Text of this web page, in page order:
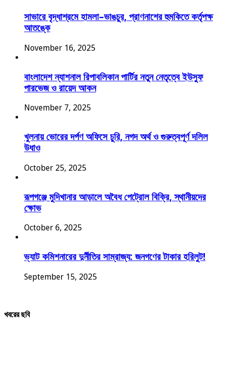
সাভারে বৃদ্ধাশ্রমে হামলা–ভাঙচুর, প্রাণনাশের হুমকিতে কর্তৃপক্ষ
আতঙ্কে
November 16, 2025
বাংলাদেশ ন্যাশনাল রিপাবলিকান পার্টির নতুন নেতৃত্বে ইউসুফ
পারভেজ ও রায়েদ আকন
November 7, 2025
খুলনায় ভোরের দর্পণ অফিসে চুরি, নগদ অর্থ ও গুরুত্বপূর্ণ দলিল
উধাও
October 25, 2025
রূপগঞ্জে মুদিখানার আড়ালে অবৈধ পেট্রোল বিক্রি, স্থানীয়দের
ক্ষোভ
October 6, 2025
ভ্যাট কমিশনারের দুর্নীতির সাম্রাজ্য: জনগণের টাকার হরিলুট!
September 15, 2025
খবরের ছবি